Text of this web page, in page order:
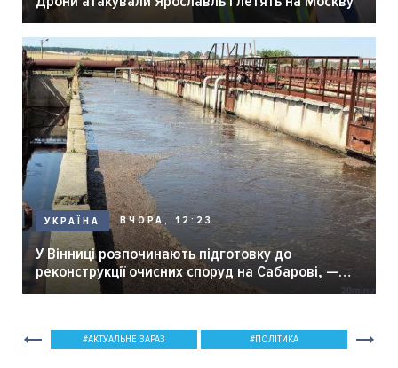
УКРАЇНА ВЧОРА, 12:23
У Вінниці розпочинають підготовку до
реконструкції очисних споруд на Сабарові, —
мер Вінниці.
АКТУАЛЬНЕ ЗАРАЗ ПОЛІТИКА